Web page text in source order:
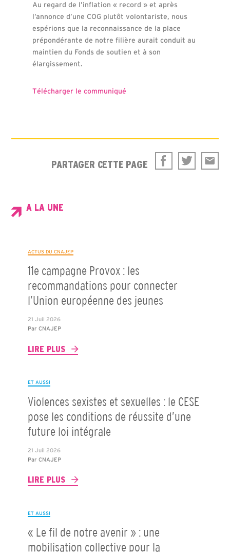
Au regard de l’inflation « record » et après
l’annonce d’une COG plutôt volontariste, nous
espérions que la reconnaissance de la place
prépondérante de notre filière aurait conduit au
maintien du Fonds de soutien et à son
élargissement.
Télécharger le communiqué
PARTAGER CETTE PAGE
A LA UNE
ACTUS DU CNAJEP
11e campagne Provox : les
recommandations pour connecter
l’Union européenne des jeunes
21 Juil 2026
Par CNAJEP
LIRE PLUS
ET AUSSI
Violences sexistes et sexuelles : le CESE
pose les conditions de réussite d’une
future loi intégrale
21 Juil 2026
Par CNAJEP
LIRE PLUS
ET AUSSI
« Le fil de notre avenir » : une
mobilisation collective pour la